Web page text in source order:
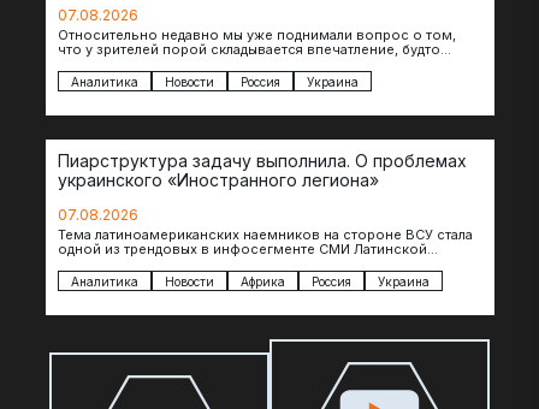
07.08.2026
Относительно недавно мы уже поднимали вопрос о том,
что у зрителей порой складывается впечатление, будто
Аналитика Новости Россия Украина
Пиарструктура задачу выполнила. О проблемах
украинского «Иностранного легиона»
07.08.2026
Тема латиноамериканских наемников на стороне ВСУ стала
одной из трендовых в инфосегменте СМИ Латинской
Аналитика Новости Африка Россия Украина